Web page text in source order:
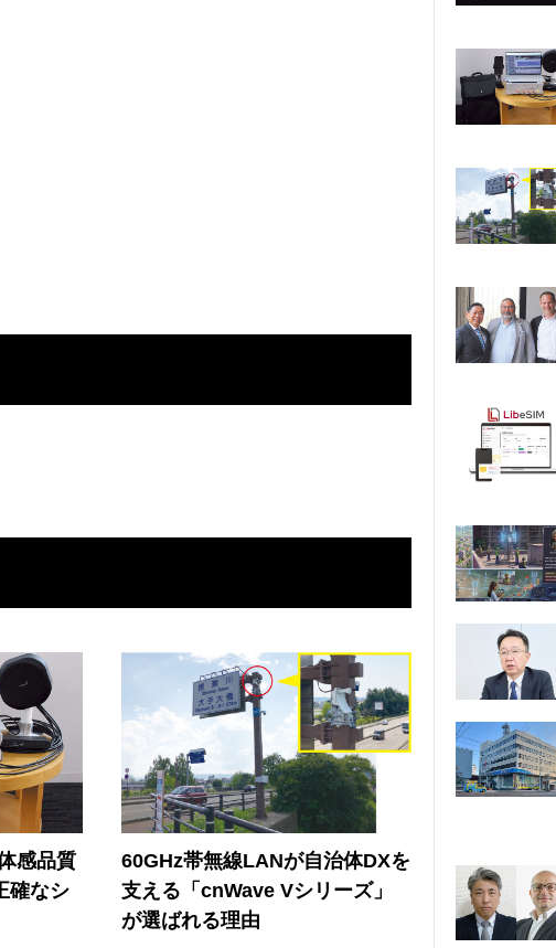
感品質
確なシ
60GHz帯無線LANが自治体DXを
支える「cnWave Vシリーズ」
が選ばれる理由